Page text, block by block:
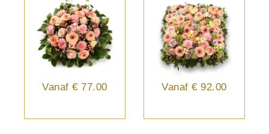
Vanaf € 77.00 Vanaf € 92.00